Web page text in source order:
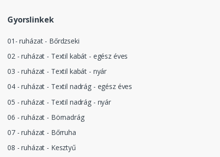
Gyorslinkek
01- ruházat - Bőrdzseki
02 - ruházat - Textil kabát - egész éves
03 - ruházat - Textil kabát - nyár
04 - ruházat - Textil nadrág - egész éves
05 - ruházat - Textil nadrág - nyár
06 - ruházat - Börnadrág
07 - ruházat - Bőrruha
08 - ruházat - Kesztyű